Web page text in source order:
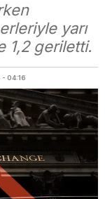
yarı
1,2 geriletti.
04:16